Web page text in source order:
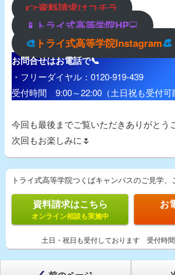
👉資料請求はコチラ
📱トライ式高等学院HP💻
🎨 トライ式高等学院Instagram👒
お問合せはお電話で📞
・フリーダイヤル：0120-919-439
受付時間 9:00～22:00（土日祝も受付可
今回も最後までご覧いただきありがとう
次回もお楽しみに🌷
トライ式高等学院つくばキャンパスのご見学、
資料請求はこちら
オンライン相談も実施中
お
土日・祝日も受付しております受付時間